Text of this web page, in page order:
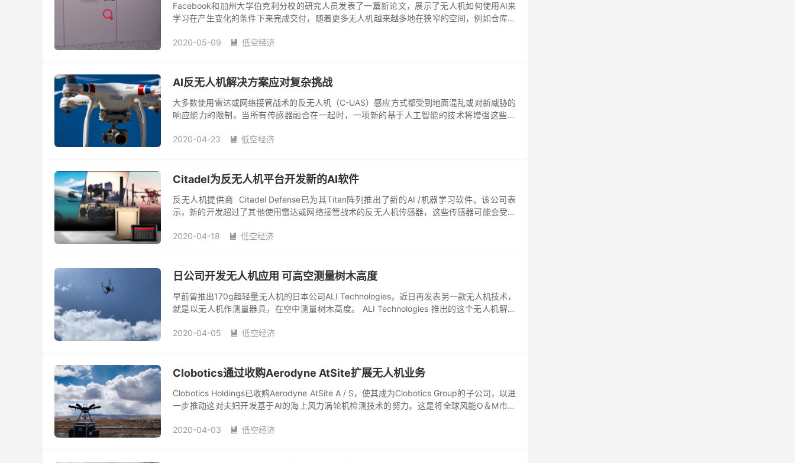
Facebook和加州大学伯克利分校的研究人员发表了一篇新论文，展示了无人机如何使用AI来
学习在产生变化的条件下来完成交付，随着更多无人机越来越多地在狭窄的空间，例如仓库或
2020-05-09
 低空经济
AI反无人机解决方案应对复杂挑战
大多数使用雷达或网络接管战术的反无人机（C-UAS）感应方式都受到地面混乱或对新威胁的
响应能力的限制。当所有传感器融合在一起时，一项新的基于人工智能的技术将增强这些功
2020-04-23
 低空经济
Citadel为反无人机平台开发新的AI软件
反无人机提供商 Citadel Defense已为其Titan阵列推出了新的AI /机器学习软件。该公司表
示，新的开发超过了其他使用雷达或网络接管战术的反无人机传感器，这些传感器可能会受到
2020-04-18
 低空经济
日公司开发无人机应用 可高空测量树木高度
早前曾推出170g超轻量无人机的日本公司ALI Technologies，近日再发表另一款无人机技术，
就是以无人机作测量器具，在空中测量树木高度。 ALI Technologies 推出的这个无人机解决
2020-04-05
 低空经济
Clobotics通过收购Aerodyne AtSite扩展无人机业务
Clobotics Holdings已收购Aerodyne AtSite A / S，使其成为Clobotics Group的子公司，以进
一步推动这对夫妇开发基于AI的海上风力涡轮机检测技术的努力。这是将全球风能O＆M市场
2020-04-03
 低空经济